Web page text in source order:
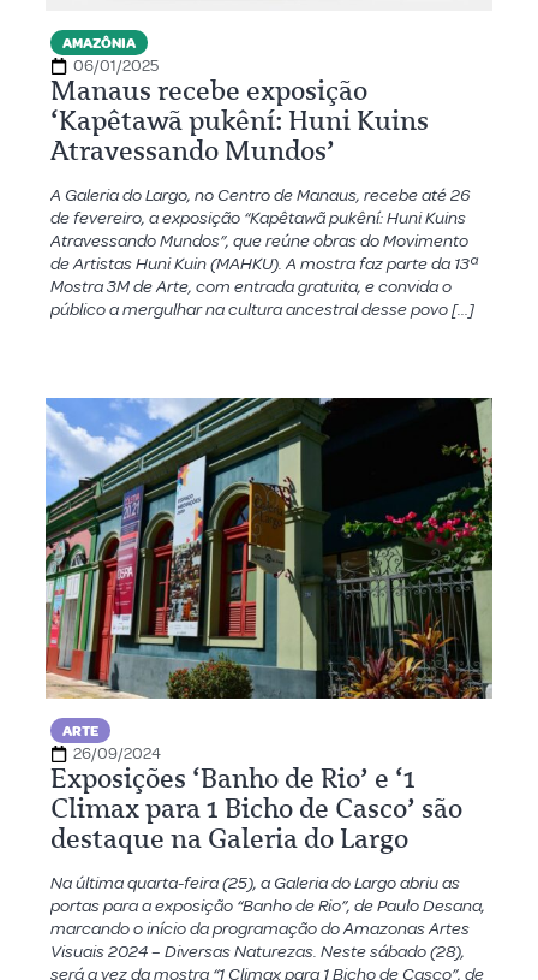
AMAZÔNIA
06/01/2025
Manaus recebe exposição
‘Kapêtawã pukêní: Huni Kuins
Atravessando Mundos’
A Galeria do Largo, no Centro de Manaus, recebe até 26
de fevereiro, a exposição “Kapêtawã pukêní: Huni Kuins
Atravessando Mundos”, que reúne obras do Movimento
de Artistas Huni Kuin (MAHKU). A mostra faz parte da 13ª
Mostra 3M de Arte, com entrada gratuita, e convida o
público a mergulhar na cultura ancestral desse povo […]
ARTE
26/09/2024
Exposições ‘Banho de Rio’ e ‘1
Climax para 1 Bicho de Casco’ são
destaque na Galeria do Largo
Na última quarta-feira (25), a Galeria do Largo abriu as
portas para a exposição “Banho de Rio”, de Paulo Desana,
marcando o início da programação do Amazonas Artes
Visuais 2024 – Diversas Naturezas. Neste sábado (28),
será a vez da mostra “1 Climax para 1 Bicho de Casco”, de